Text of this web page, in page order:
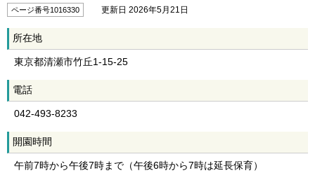
ページ番号1016330 更新日 2026年5月21日
所在地
東京都清瀬市竹丘1-15-25
電話
042-493-8233
開園時間
午前7時から午後7時まで（午後6時から7時は延長保育）